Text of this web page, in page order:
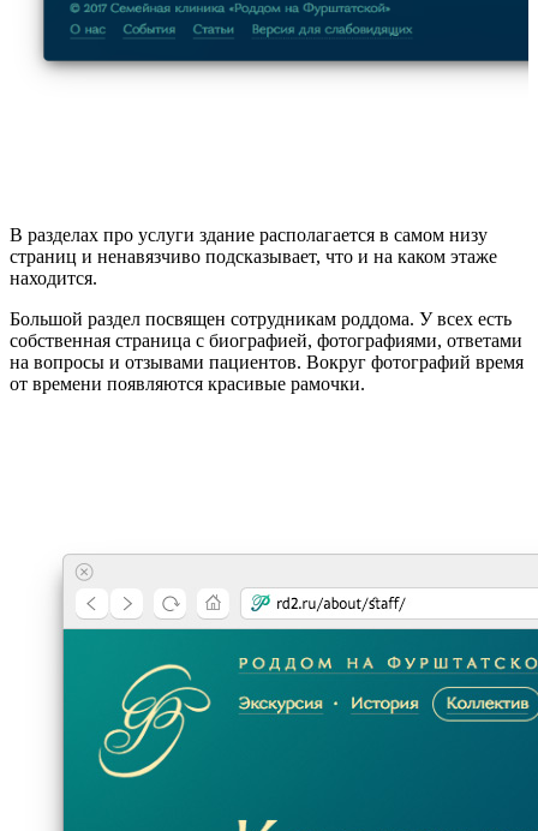
В разделах про услуги здание располагается в самом низу
страниц и ненавязчиво подсказывает, что и на каком этаже
находится.
Большой раздел посвящен сотрудникам роддома. У всех есть
собственная страница с биографией, фотографиями, ответами
на вопросы и отзывами пациентов. Вокруг фотографий время
от времени появляются красивые рамочки.